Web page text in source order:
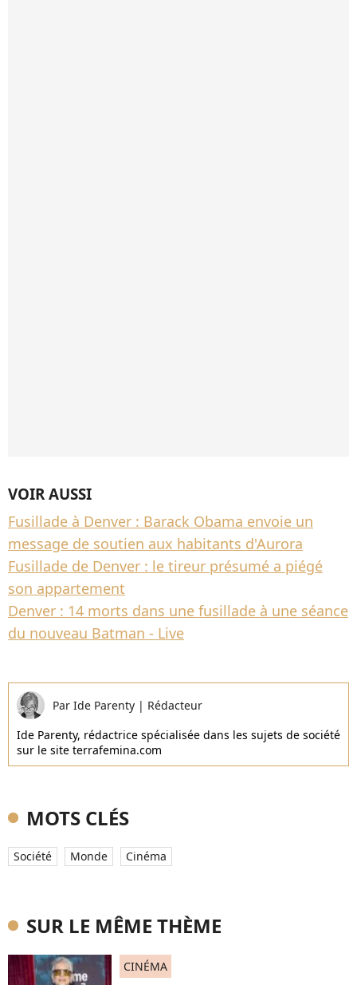
VOIR AUSSI
Fusillade à Denver : Barack Obama envoie un
message de soutien aux habitants d'Aurora
Fusillade de Denver : le tireur présumé a piégé
son appartement
Denver : 14 morts dans une fusillade à une séance
du nouveau Batman - Live
Par Ide Parenty | Rédacteur
Ide Parenty, rédactrice spécialisée dans les sujets de société
sur le site terrafemina.com
MOTS CLÉS
Société Monde Cinéma
SUR LE MÊME THÈME
CINÉMA